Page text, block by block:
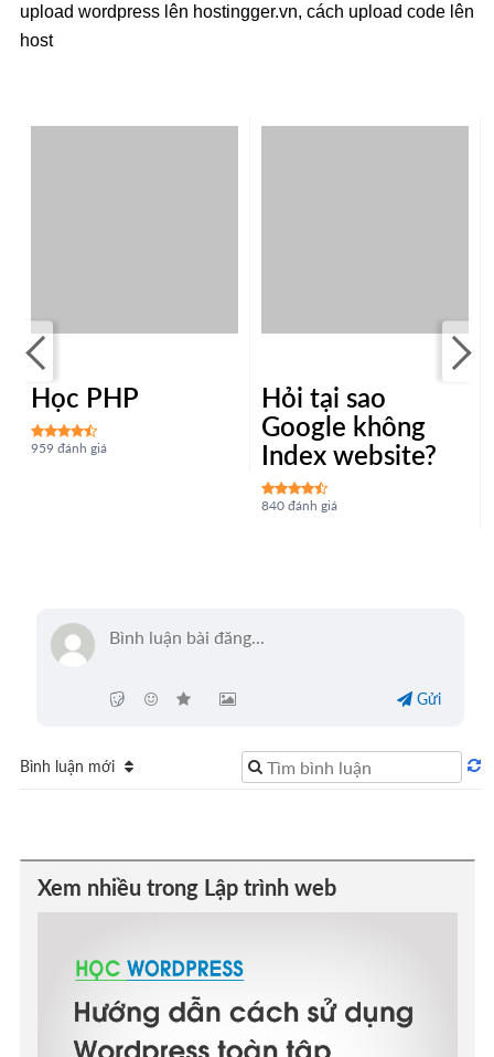
upload wordpress lên hostingger.vn, cách upload code lên
host
Học PHP
959 đánh giá
Hỏi tại sao
Google không
Index website?
840 đánh giá
Gửi
Bình luận mới
Xem nhiều trong Lập trình web